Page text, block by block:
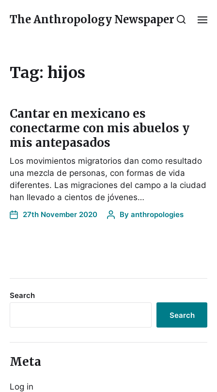
The Anthropology Newspaper
Tag: hijos
Cantar en mexicano es
conectarme con mis abuelos y
mis antepasados
Los movimientos migratorios dan como resultado
una mezcla de personas, con formas de vida
diferentes. Las migraciones del campo a la ciudad
han llevado a cientos de jóvenes…
27th November 2020 By anthropologies
Search
Search
Meta
Log in